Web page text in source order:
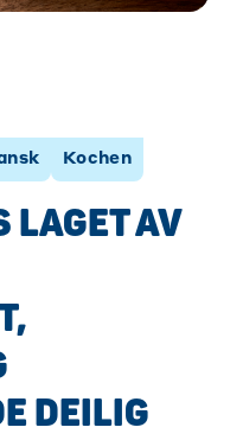
Kochen
LAGET AV
DEILIG